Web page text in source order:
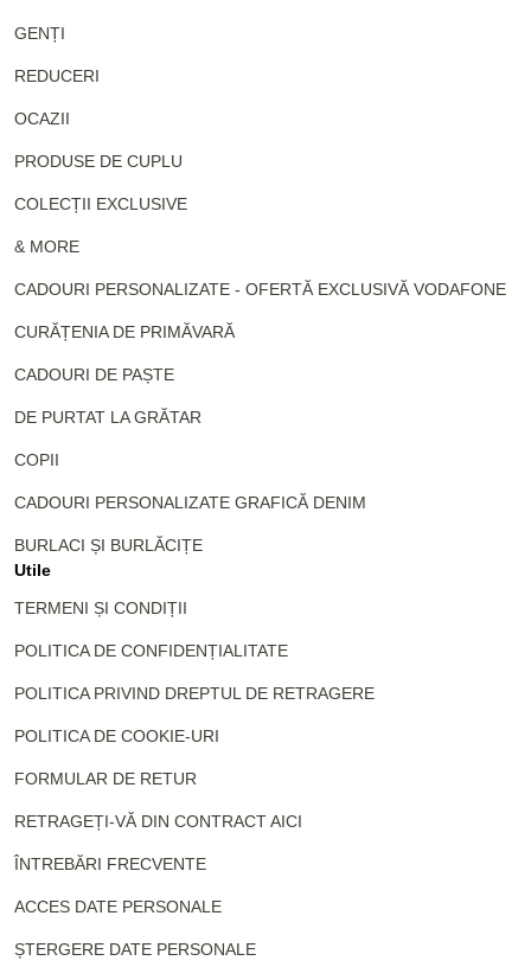
GENȚI
REDUCERI
OCAZII
PRODUSE DE CUPLU
COLECȚII EXCLUSIVE
& MORE
CADOURI PERSONALIZATE - OFERTĂ EXCLUSIVĂ VODAFONE
CURĂȚENIA DE PRIMĂVARĂ
CADOURI DE PAȘTE
DE PURTAT LA GRĂTAR
COPII
CADOURI PERSONALIZATE GRAFICĂ DENIM
BURLACI ȘI BURLĂCIȚE
Utile
TERMENI ȘI CONDIȚII
POLITICA DE CONFIDENȚIALITATE
POLITICA PRIVIND DREPTUL DE RETRAGERE
POLITICA DE COOKIE-URI
FORMULAR DE RETUR
RETRAGEȚI-VĂ DIN CONTRACT AICI
ÎNTREBĂRI FRECVENTE
ACCES DATE PERSONALE
ȘTERGERE DATE PERSONALE